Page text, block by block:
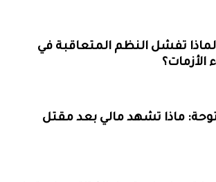
لماذا تفشل النظم المتعاقبة في
الأزمات؟
ماذا تشهد مالي بعد مقتل